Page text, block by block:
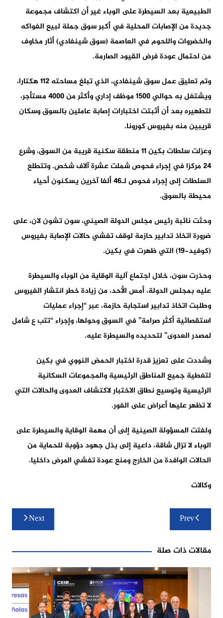
الطبيعية بعد السيطرة على الوباء غير أن اكتشاف مجموعة
جديدة من الإصابات المحلية في أكبر سوق جملة لبيع الفواكه
والخضروات واللحوم في العاصمة (سوق شينفادي) أثار مخاوف
من احتمال عودة فرض القيود الصارمة.
وتم تعليق عمل سوق شينفادي، الذي تبلغ مساحته 112 هكتارا،
ويشتغل به حوالي 1500 موظف إداري وأكثر من 4000 مستأجر،
لتطهيره بعد أن أثبتت اختبارات إصابة عاملين بالسوق وسكان
قريبين منه بفيروس كورونا.
وعزلت سلطات بكين 11 منطقة سكنية قريبة من السوق، وشرع
24 مركزا في إجراء فحوص شملت عشرة آلاف شخص. وتتطلع
السلطات إلى إجراء فحوص لـ46 ألفا آخرين يسكنون أحياء
محيطة بالسوق.
وحثت نائبة رئيس مجلس الدولة الصيني، سون تشون لان، على
ضرورة اتخاذ تدابير حازمة لوقف تفشي حالات الإصابة بفيروس
(كوفيد-19) التي ظهرت في بكين.
وحذرت سون، خلال اجتماع آلية الوقاية من الوباء والسيطرة
عليه بمجلس الدولة، أمس الأحد، من زيادة خطر انتشار الفيروس
وطلبت اتخاذ تدابير استجابة حازمة، عبر “إجراء عمليات
استقصائية أكثر صرامة” في السوق وحولها، وإجراء “تتب ع شامل
لمصدر العدوى” لتحديده والسيطرة عليه.
وشددت على تعزيز قدرة اختبار الحمض النووي في بكين
لتغطية جميع المناطق الرئيسية والمجموعات السكانية
الرئيسية وتوسيع نطاق الاختبار لاكتشاف العدوى والحالات التي
لا تظهر عليها أعراض على الفور.
ولفتت المسؤولة الصينية إلى أن مهمة الوقاية والسيطرة على
الوباء لا تزال شاقة، داعية إلى بذل جهود دؤوبة للحماية من
الحالات الوافدة من الخارج ومنع عودة تفشي المرض داخليا.
وكالات
تصفّح
المقالات
Prev
Next
مقالات ذات صلة